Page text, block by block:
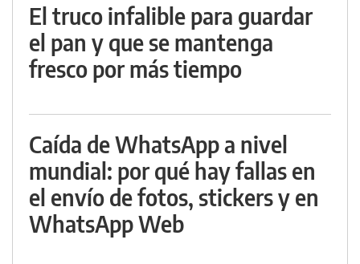
El truco infalible para guardar
el pan y que se mantenga
fresco por más tiempo
Caída de WhatsApp a nivel
mundial: por qué hay fallas en
el envío de fotos, stickers y en
WhatsApp Web